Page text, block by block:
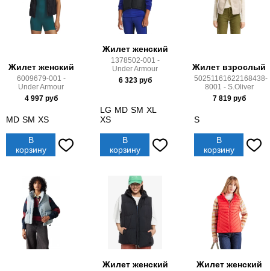
Жилет женский
6009679-001 -
Under Armour
4 997руб
MD SM XS
В
корзину
Жилет женский
1378502-001 -
Under Armour
6 323руб
LG MD SM XL
XS
В
корзину
Жилет взрослый
50251161622168438-
8001 - S.Oliver
7 819руб
S
В
корзину
Жилет женский Жилет женский